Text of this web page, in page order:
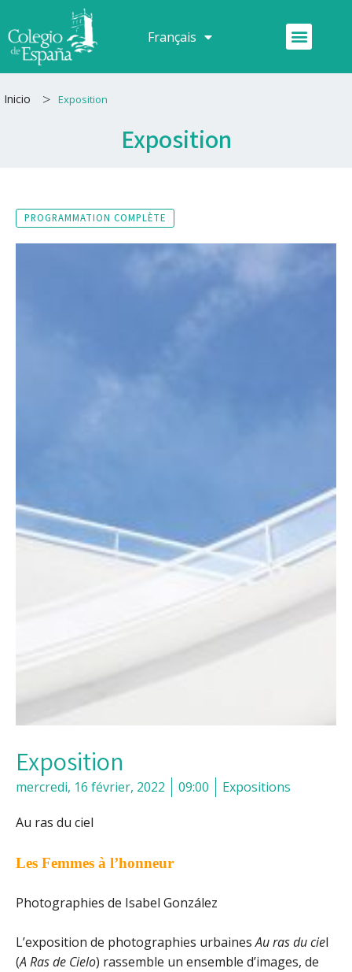
au
contenu
Français
Español Menu
Inicio > Exposition
Exposition
PROGRAMMATION COMPLÈTE
Exposition
mercredi, 16 février, 2022 09:00 Expositions
Au ras du ciel
Les Femmes à l’honneur
Photographies de Isabel González
L’exposition de photographies urbainesAu ras du ciel
(A Ras de Cielo) rassemble un ensemble d’images, de